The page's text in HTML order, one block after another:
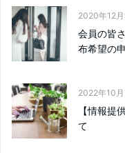
2020年12月
会員の皆
布希望の
2022年10月
【情報提
て